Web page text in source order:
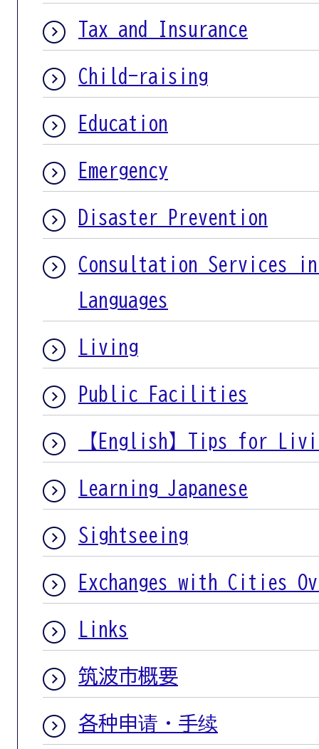
Tax and Insurance
Child-raising
Education
Emergency
Disaster Prevention
Consultation Services
Languages
Living
Public Facilities
【English】Tips for
Learning Japanese
Sightseeing
Exchanges with Cities
Links
筑波市概要
各种申请・手续